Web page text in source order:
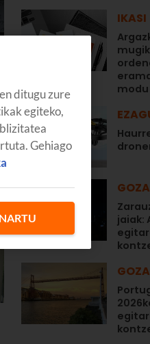
IKASI
modu
jaiak:
ditugu zure
egiteko,
Gehiago